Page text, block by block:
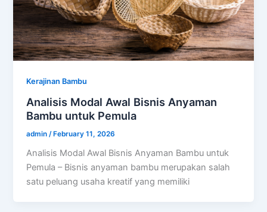
Kerajinan Bambu
Analisis Modal Awal Bisnis Anyaman
Bambu untuk Pemula
admin /February 11, 2026
Analisis Modal Awal Bisnis Anyaman Bambu untuk
Pemula – Bisnis anyaman bambu merupakan salah
satu peluang usaha kreatif yang memiliki